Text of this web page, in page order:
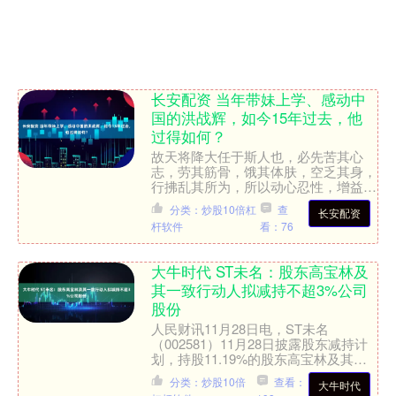
长安配资 当年带妹上学、感动中
国的洪战辉，如今15年过去，他
过得如何？
故天将降大任于斯人也，必先苦其心
志，劳其筋骨，饿其体肤，空乏其身，
行拂乱其所为，所以动心忍性，增益其
所不能。对洪战辉来说，他的前半生就
像这句话所描绘的那样，充满....长安配资
分类：炒股10倍杠
杆软件
查
看：76
大牛时代 ST未名：股东高宝林及
其一致行动人拟减持不超3%公司
股份
人民财讯11月28日电，ST未名
（002581）11月28日披露股东减持计
划，持股11.19%的股东高宝林及其一
致行动人王明贤拟以集中竞价和大宗交
易方式减持公司....
大牛时代
分类：炒股10倍
查看：